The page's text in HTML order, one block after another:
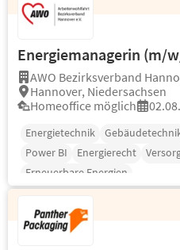
Energiemanagerin (m/
AWO Bezirksverband
Hannover, Niedersachsen
Homeoffice möglich
Energietechnik
Power BI
Energierecht
Erneuerbare Energien